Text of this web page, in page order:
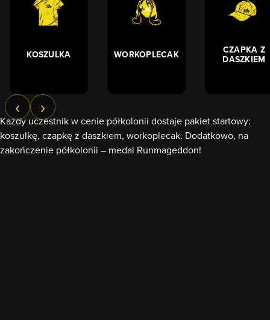
KOSZULKA WORKOPLECAK
CZAPKA Z
DASZKIEM
‹ ›
Każdy uczestnik w cenie półkolonii dostaje pakiet startowy:
koszulkę, czapkę z daszkiem, workoplecak. Dodatkowo, na
zakończenie półkolonii – medal Runmageddon!